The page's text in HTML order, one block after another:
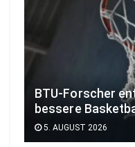
BTU-Forscher
bessere
5. AUGUST 2026